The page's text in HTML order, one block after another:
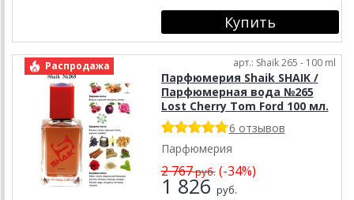
Распродажа арт.: Shaik 265 - 100 ml
Парфюмерия Shaik SHAIK /
Парфюмерная вода №265
Lost Cherry Tom Ford 100 мл.
6 отзывов
Парфюмерия
2 767руб.(-34%)
1 826 руб.